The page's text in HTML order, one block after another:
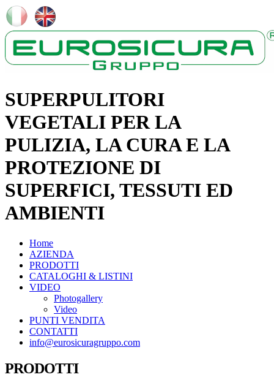
SUPERPULITORI
VEGETALI PER LA
PULIZIA, LA CURA E LA
PROTEZIONE DI
SUPERFICI, TESSUTI ED
AMBIENTI
Home
AZIENDA
PRODOTTI
CATALOGHI & LISTINI
VIDEO
Photogallery
Video
PUNTI VENDITA
CONTATTI
info@eurosicuragruppo.com
PRODOTTI